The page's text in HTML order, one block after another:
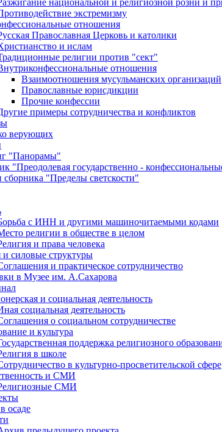
национальной и религиозной розни и
экстремизму
отношения
Православная Церковь и католики
и ислам
религии против "сект"
отношения
Взаимоотношения мусульманских организаций
Православные юрисдикции
Прочие конфессии
примеры сотрудничества и конфликтов
верующих
"Панорамы"
"Преодолевая государственно -
сборника "Пределы светскости"
с ИНН и другими машиночитаемыми кодами
религии в обществе в целом
и права человека
силовые структуры
и практическое сотрудничество
в Музее им. А.Сахарова
и социальная деятельность
социальная деятельность
о социальном сотрудничестве
и культура
поддержка религиозного
в школе
в культурно-просветительской сфере
и СМИ
СМИ
осаде